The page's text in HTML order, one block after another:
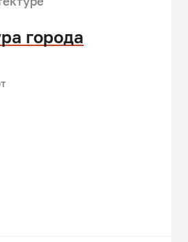
города